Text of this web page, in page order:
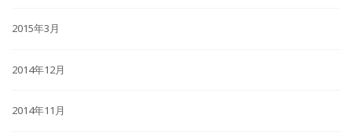
2015年3月
2014年12月
2014年11月